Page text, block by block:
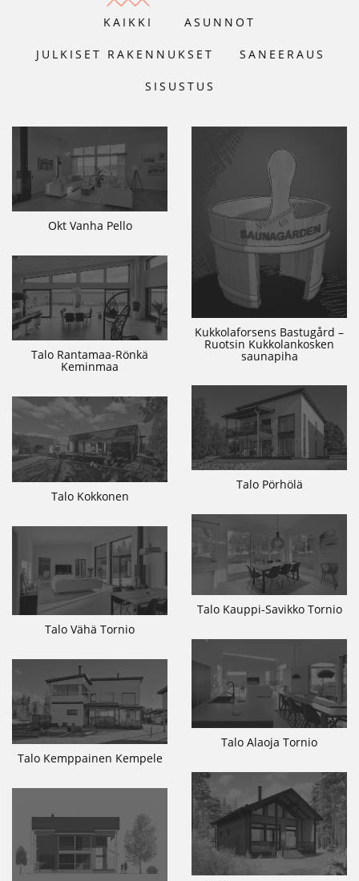
KAIKKI ASUNNOT
JULKISET RAKENNUKSET SANEERAUS
SISUSTUS
Okt Vanha Pello
Kukkolaforsens Bastugård –
Ruotsin Kukkolankosken
saunapiha
Talo Rantamaa-Rönkä
Keminmaa
Talo Pörhölä
Talo Kokkonen
Talo Kauppi-Savikko Tornio
Talo Vähä Tornio
Talo Alaoja Tornio
Talo Kemppainen Kempele